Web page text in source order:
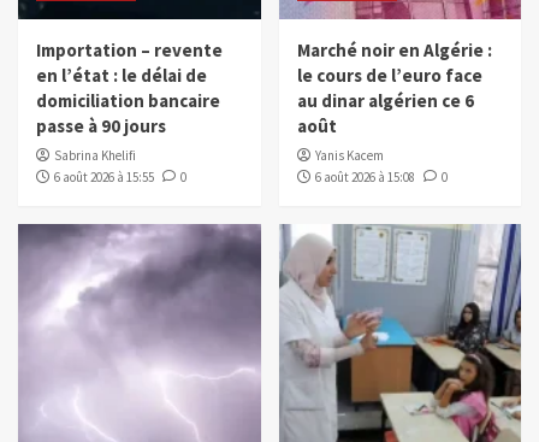
Importation – revente
en l’état : le délai de
domiciliation bancaire
passe à 90 jours
Sabrina Khelifi
6 août 2026 à 15:55
0
Marché noir en Algérie :
le cours de l’euro face
au dinar algérien ce 6
août
Yanis Kacem
6 août 2026 à 15:08
0